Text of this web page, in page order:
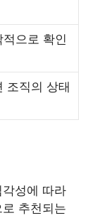
으로 확인
조직의 상태
성에 따라
추천되는